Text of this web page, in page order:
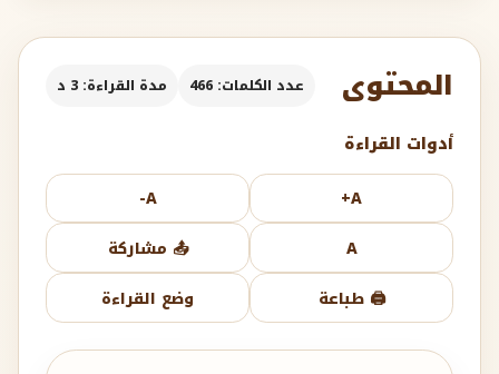
المحتوى عدد الكلمات: 466 مدة القراءة: 3 د
أدوات القراءة
A+
A-
A
📤 مشاركة
🖨️ طباعة
وضع القراءة